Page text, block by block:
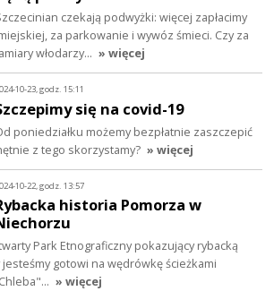
czekają podwyżki: więcej zapłacimy
za parkowanie i wywóz śmieci. Czy za
włodarzy… » więcej
10-23, godz. 15:11
się na covid-19
poniedziałku możemy bezpłatnie zaszczepić
z tego skorzystamy? » więcej
10-22, godz. 13:57
historia Pomorza w
Park Etnograficzny pokazujący rybacką
gotowi na wędrówkę ścieżkami
» więcej